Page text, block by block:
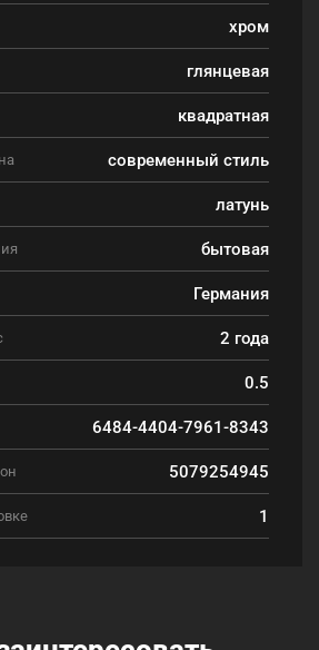
хром
глянцевая
квадратная
современный стиль
латунь
бытовая
Германия
2 года
0.5
6484-4404-7961-8343
5079254945
1